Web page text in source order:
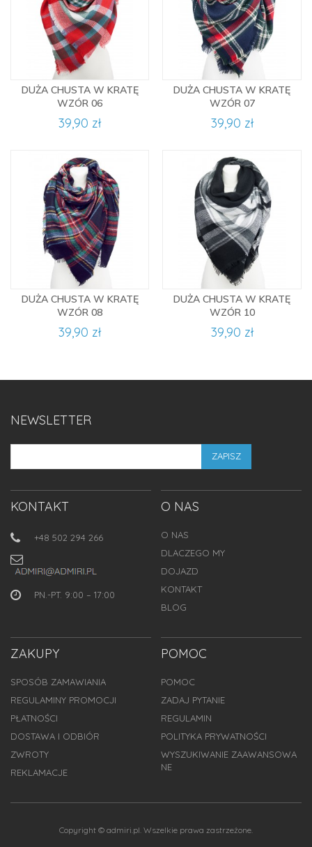
DUŻA CHUSTA W KRATĘ
WZÓR 06
39,90 zł
DUŻA CHUSTA W KRATĘ
WZÓR 07
39,90 zł
DUŻA CHUSTA W KRATĘ
WZÓR 08
39,90 zł
DUŻA CHUSTA W KRATĘ
WZÓR 10
39,90 zł
NEWSLETTER
ZAPISZ
KONTAKT
+48 502 294 266
PN.-PT. 9:00 – 17:00
O NAS
O NAS
DLACZEGO MY
DOJAZD
KONTAKT
BLOG
ZAKUPY
SPOSÓB ZAMAWIANIA
REGULAMINY PROMOCJI
PŁATNOŚCI
DOSTAWA I ODBIÓR
ZWROTY
REKLAMACJE
POMOC
POMOC
ZADAJ PYTANIE
REGULAMIN
POLITYKA PRYWATNOŚCI
WYSZUKIWANIE ZAAWANSOWA
NE
Copyright © admiri.pl. Wszelkie prawa zastrzeżone.